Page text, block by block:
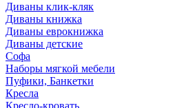
Диваны клик-кляк
Диваны книжка
Диваны еврокнижка
Диваны детские
Софа
Наборы мягкой мебели
Пуфики, Банкетки
Кресла
Кресло-кровать